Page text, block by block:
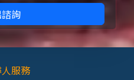
詢
服務